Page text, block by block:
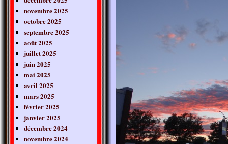
novembre 2025
octobre 2025
septembre 2025
août 2025
juillet 2025
juin 2025
mai 2025
avril 2025
mars 2025
février 2025
janvier 2025
décembre 2024
novembre 2024